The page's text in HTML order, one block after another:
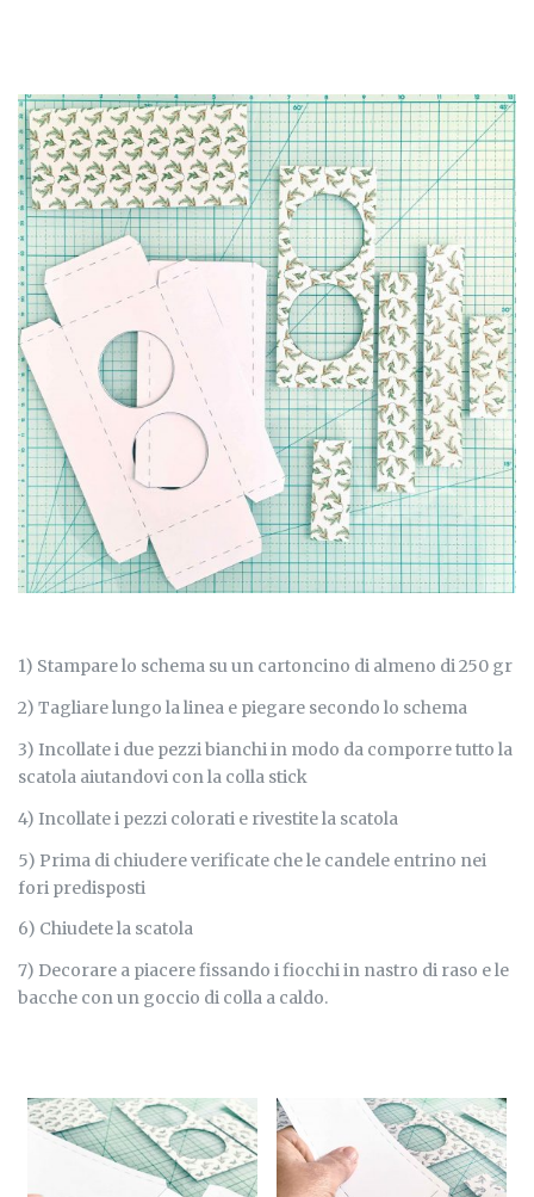
1) Stampare lo schema su un cartoncino di almeno di 250 gr
2) Tagliare lungo la linea e piegare secondo lo schema
3) Incollate i due pezzi bianchi in modo da comporre tutto la
scatola aiutandovi con la colla stick
4) Incollate i pezzi colorati e rivestite la scatola
5) Prima di chiudere verificate che le candele entrino nei
fori predisposti
6) Chiudete la scatola
7) Decorare a piacere fissando i fiocchi in nastro di raso e le
bacche con un goccio di colla a caldo.